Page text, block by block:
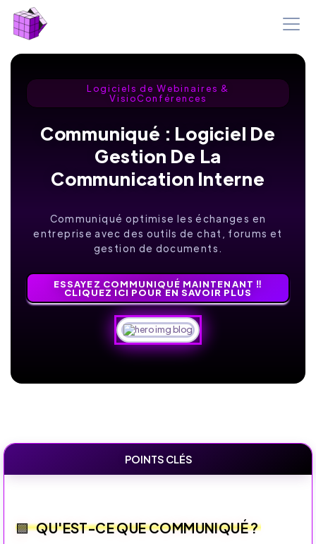
Logiciels de Webinaires &
VisioConférences
Communiqué : Logiciel De
Gestion De La
Communication Interne
Communiqué optimise les échanges en
entreprise avec des outils de chat, forums et
gestion de documents.
ESSAYEZ COMMUNIQUÉ MAINTENANT ‼️
CLIQUEZ ICI POUR EN SAVOIR PLUS
POINTS CLÉS
QU'EST-CE QUE COMMUNIQUÉ ?